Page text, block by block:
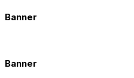
Banner
Banner